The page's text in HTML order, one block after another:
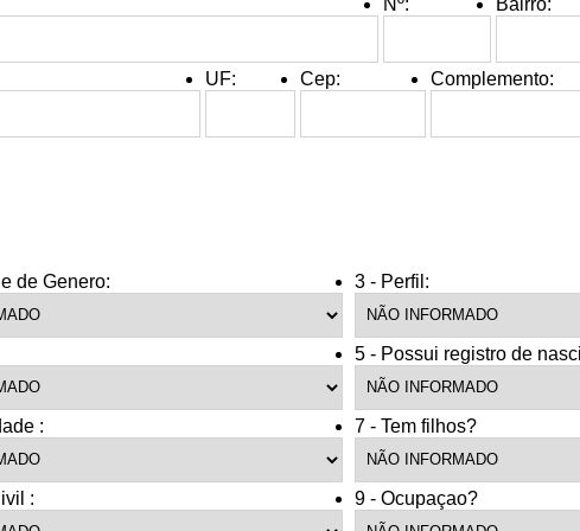
UF: Cep: Complemento:
de Genero: 3 - Perfil:
5 - Possui registro de
: 7 - Tem filhos?
: 9 - Ocupaçao?